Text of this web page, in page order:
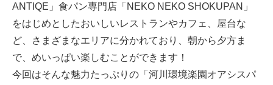
ANTIQE」食パン専門店「NEKO NEKO SHOKUPAN」
をはじめとしたおいしいレストランやカフェ、屋台な
ど、さまざまなエリアに分かれており、朝から夕方ま
で、めいっぱい楽しむことができます！
今回はそんな魅力たっぷりの「河川環境楽園オアシスパ